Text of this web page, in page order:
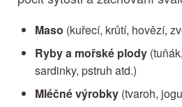
Maso (kuřecí, krůtí, hovězí,
Ryby a mořské plody
sardinky, pstruh atd.)
Mléčné výrobky (tvaroh,